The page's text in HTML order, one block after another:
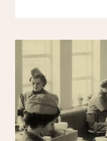
tant en tant